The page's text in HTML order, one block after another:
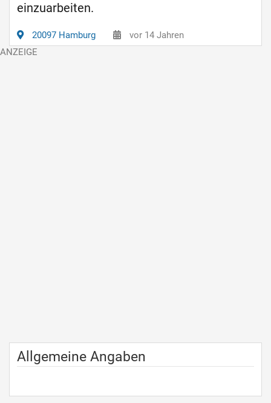
einzuarbeiten.
20097 Hamburg vor 14 Jahren
Allgemeine Angaben